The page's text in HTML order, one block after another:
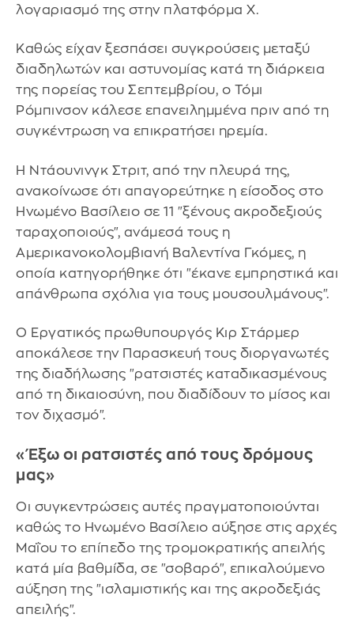
λογαριασμό της στην πλατφόρμα Χ.
Καθώς είχαν ξεσπάσει συγκρούσεις μεταξύ
διαδηλωτών και αστυνομίας κατά τη διάρκεια
της πορείας του Σεπτεμβρίου, ο Τόμι
Ρόμπινσον κάλεσε επανειλημμένα πριν από τη
συγκέντρωση να επικρατήσει ηρεμία.
Η Ντάουνινγκ Στριτ, από την πλευρά της,
ανακοίνωσε ότι απαγορεύτηκε η είσοδος στο
Ηνωμένο Βασίλειο σε 11 "ξένους ακροδεξιούς
ταραχοποιούς", ανάμεσά τους η
Αμερικανοκολομβιανή Βαλεντίνα Γκόμες, η
οποία κατηγορήθηκε ότι "έκανε εμπρηστικά και
απάνθρωπα σχόλια για τους μουσουλμάνους".
Ο Εργατικός πρωθυπουργός Κιρ Στάρμερ
αποκάλεσε την Παρασκευή τους διοργανωτές
της διαδήλωσης "ρατσιστές καταδικασμένους
από τη δικαιοσύνη, που διαδίδουν το μίσος και
τον διχασμό".
«Έξω οι ρατσιστές από τους δρόμους
μας»
Οι συγκεντρώσεις αυτές πραγματοποιούνται
καθώς το Ηνωμένο Βασίλειο αύξησε στις αρχές
Μαΐου το επίπεδο της τρομοκρατικής απειλής
κατά μία βαθμίδα, σε "σοβαρό", επικαλούμενο
αύξηση της "ισλαμιστικής και της ακροδεξιάς
απειλής".